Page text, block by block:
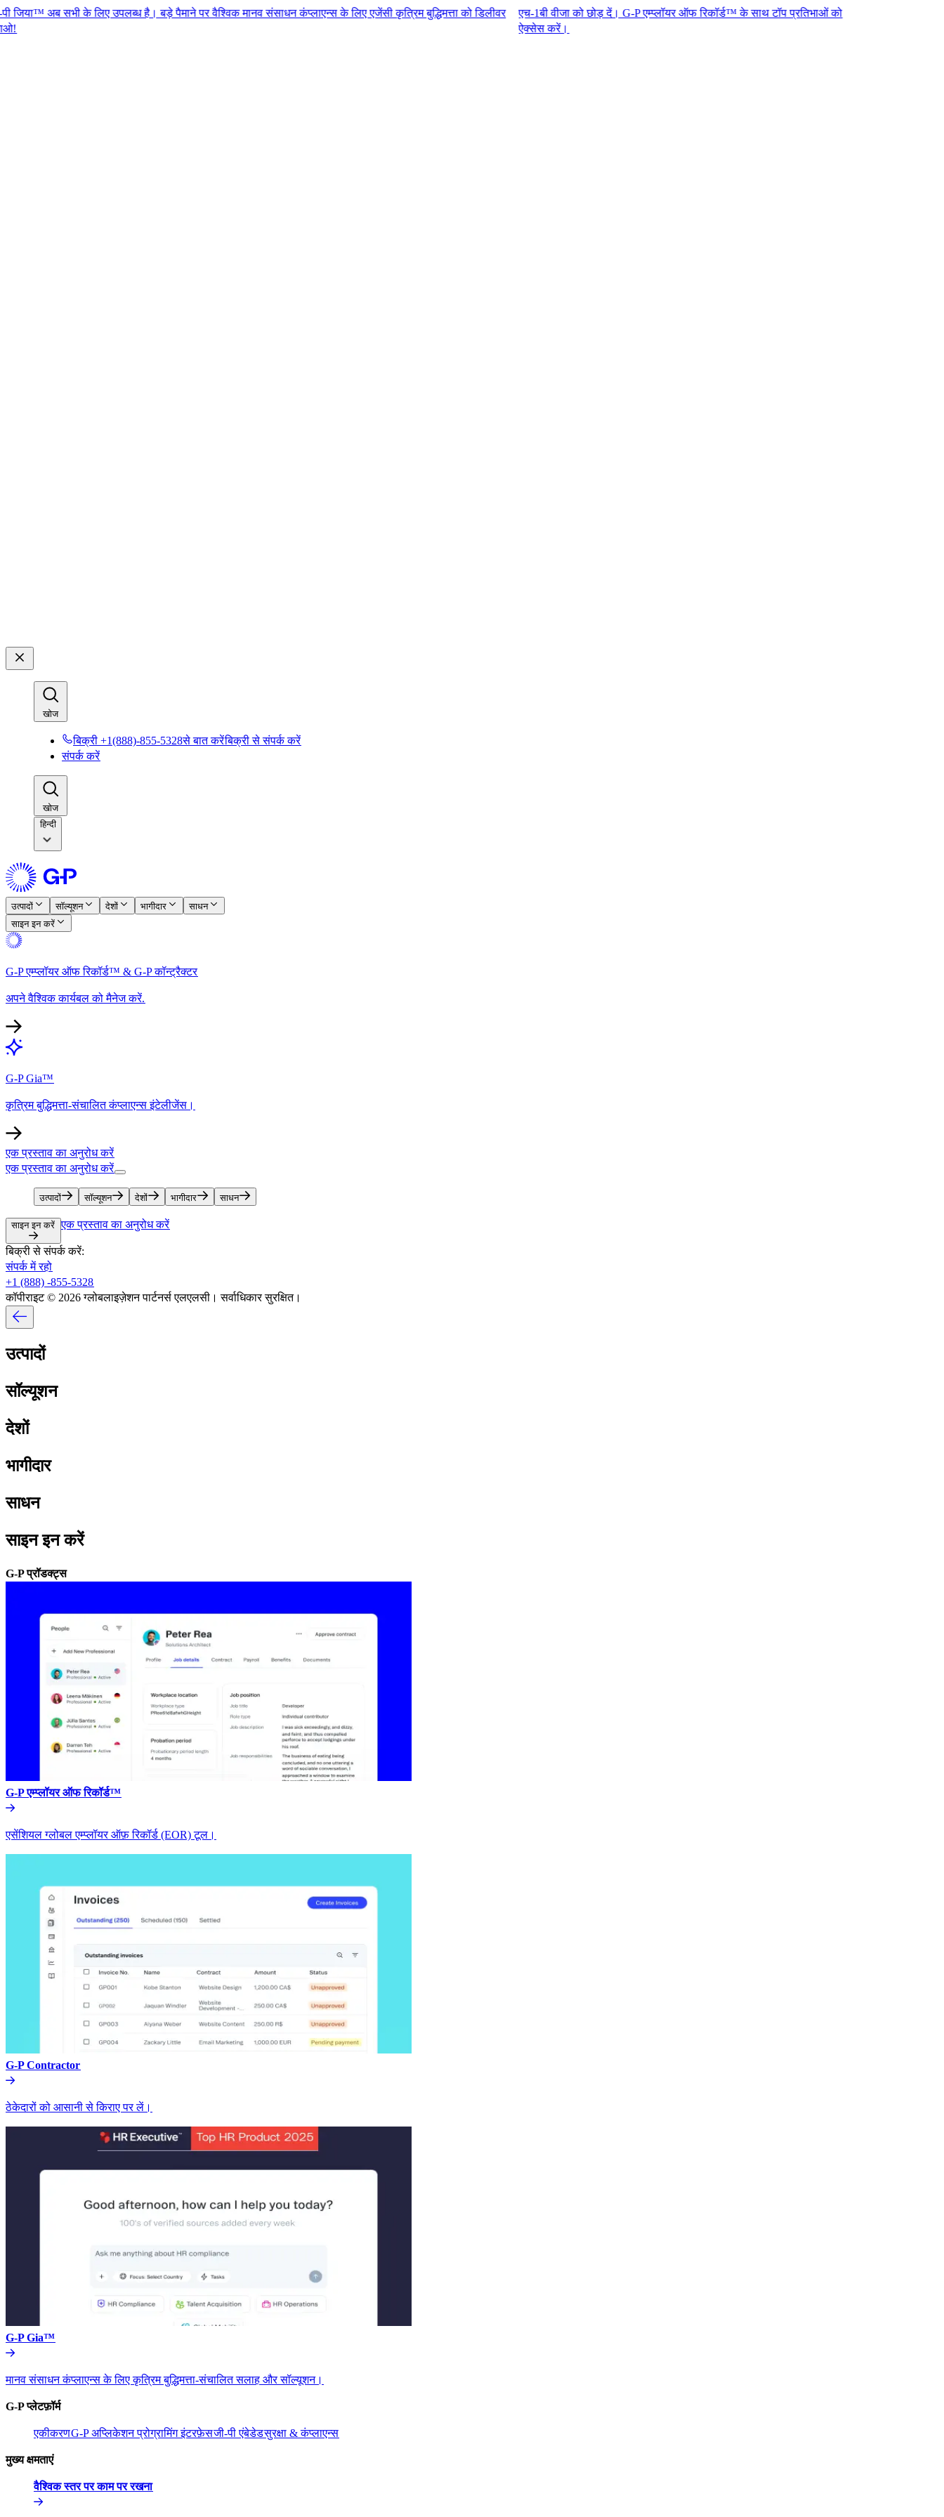
के लिए उपलब्ध है। बड़े पैमाने पर वैश्विक मानव संसाधन कंप्लाएन्स के लिए एजेंसी कृत्रिम बुद्धिमत्ता को डिलीवर
एच-1बी वीजा को छोड़ दें। G-P एम्प्लॉयर ऑफ रिकॉर्ड™ के साथ टॉप प्रतिभाओं को
खोज​​
बिक्री +1(888)-855-5328से बात करें​​बिक्री से संपर्क करें​​
संपर्क करें​​
खोज​​
हिन्दी
उत्पादों​​ सॉल्यूशन​​ देशों​​ भागीदार​​
साधन​​
साइन इन करें​​
G-P एम्प्लॉयर ऑफ रिकॉर्ड™ & G-P कॉन्ट्रैक्टर​​
अपने वैश्विक कार्यबल को मैनेज करें.​​
G-P Gia™​​
कृत्रिम बुद्धिमत्ता-संचालित कंप्लाएन्स इंटेलीजेंस।​​
एक प्रस्ताव का अनुरोध करें​​
एक प्रस्ताव का अनुरोध करें​​
उत्पादों​​ सॉल्यूशन​​ देशों​​ भागीदार​​ साधन​​
साइन इन करें​​ एक प्रस्ताव का अनुरोध करें​​
बिक्री से संपर्क करें:​​
संपर्क में रहो​​
+1 (888) -855-5328​​
कॉपीराइट © 2026 ग्लोबलाइज़ेशन पार्टनर्स एलएलसी। सर्वाधिकार सुरक्षित।​​
उत्पादों​​
सॉल्यूशन​​
देशों​​
भागीदार​​
साधन​​
साइन इन करें​​
G-P प्रॉडक्ट्स​​
G-P एम्प्लॉयर ऑफ रिकॉर्ड™​​
एसेंशियल ग्लोबल एम्प्लॉयर ऑफ़ रिकॉर्ड (EOR) टूल।​​
G-P Contractor​​
ठेकेदारों को आसानी से किराए पर लें।​​
G-P Gia™​​
मानव संसाधन कंप्लाएन्स के लिए कृत्रिम बुद्धिमत्ता-संचालित सलाह और सॉल्यूशन।​​
G-P प्लेटफ़ॉर्म​​
एकीकरण​​G-P अप्लिकेशन प्रोग्रामिंग इंटरफ़ेस​​जी-पी एंबेडेड​​सुरक्षा & कंप्लाएन्स​​
मुख्य क्षमताएं​​
वैश्विक स्तर पर काम पर रखना​​